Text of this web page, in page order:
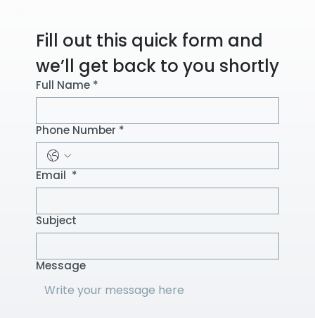
Fill out this quick form and
we’ll get back to you shortly
Full Name *
Phone Number *
Email *
Subject
Message